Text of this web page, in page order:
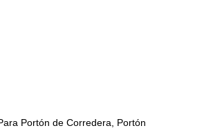
Portón de Corredera
Portón